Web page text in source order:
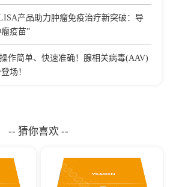
产品助力肿瘤免疫治疗新突破：导
疫苗”
操作简单、快速准确！腺相关病毒(AAV)
场！
-- 猜你喜欢 --